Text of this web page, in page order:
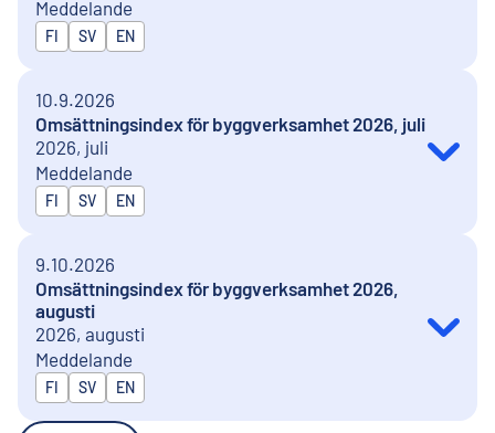
Meddelande
Publiceras på
FI SV EN
10.9.2026
Omsättningsindex för byggverksamhet 2026, juli
2026, juli
Meddelande
Publiceras på
FI SV EN
9.10.2026
Omsättningsindex för byggverksamhet 2026,
augusti
2026, augusti
Meddelande
Publiceras på
FI SV EN